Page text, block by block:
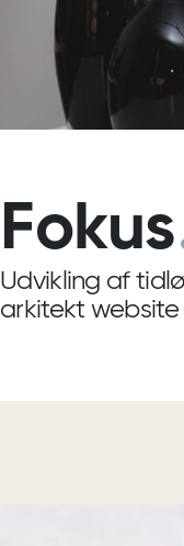
Fokus
Udvikling af
arkitekt website